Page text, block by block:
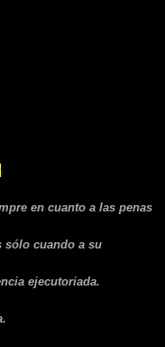
en cuanto a las penas
sólo cuando a su
ejecutoriada.